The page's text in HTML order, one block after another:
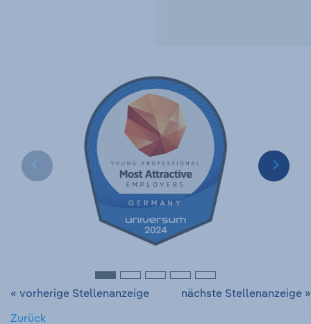
« vorherige Stellenanzeige nächste Stellenanzeige »
Zurück